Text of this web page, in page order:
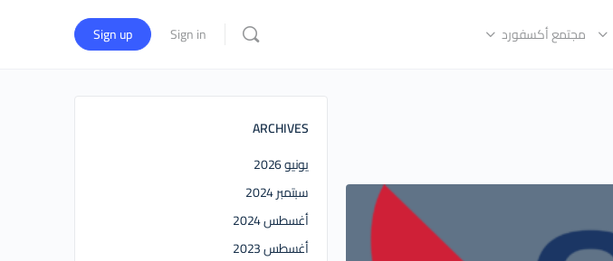
مجتمع أكسفورد Sign in
Sign up
ARCHIVES
يونيو 2026
سبتمبر 2024
أغسطس 2024
أغسطس 2023